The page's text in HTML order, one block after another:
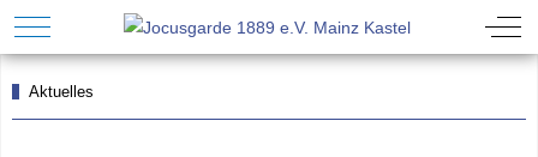
Mobile Menu Toggle Off-
Aktuelles